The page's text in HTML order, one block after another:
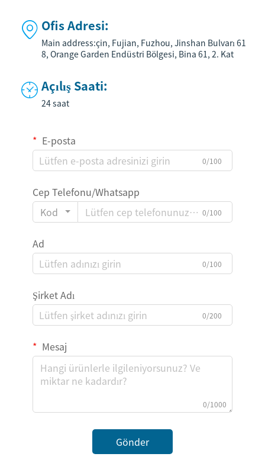
 Ofis Adresi:
Main address:çin, Fujian, Fuzhou, Jinshan Bulvarı 61
8, Orange Garden Endüstri Bölgesi, Bina 61, 2. Kat
 Açılış Saati:
24 saat
E-posta
0/100
Cep Telefonu/Whatsapp
Kod
0/100
Ad
0/100
Şirket Adı
0/200
Mesaj
0/1000
Gönder